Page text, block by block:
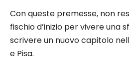
Con queste premesse, non
fischio d’inizio per vivere una
scrivere un nuovo capitolo
e Pisa.